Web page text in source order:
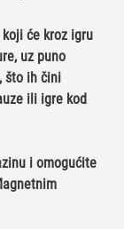
koji će kroz igru
uz puno
što ih čini
ili igre kod
i omogućite